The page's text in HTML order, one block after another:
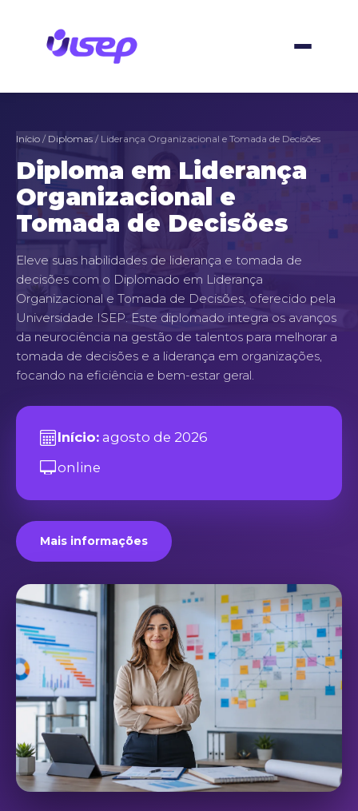
Início / Diplomas / Liderança Organizacional e Tomada de Decisões
Diploma em Liderança
Organizacional e
Tomada de Decisões
Eleve suas habilidades de liderança e tomada de
decisões com o Diplomado em Liderança
Organizacional e Tomada de Decisões, oferecido pela
Universidade ISEP. Este diplomado integra os avanços
da neurociência na gestão de talentos para melhorar a
tomada de decisões e a liderança em organizações,
focando na eficiência e bem-estar geral.
Início: agosto de 2026
online
Mais informações